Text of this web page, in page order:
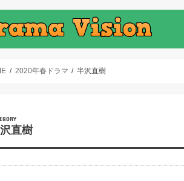
2020年春ドラマ 半沢直樹
直樹